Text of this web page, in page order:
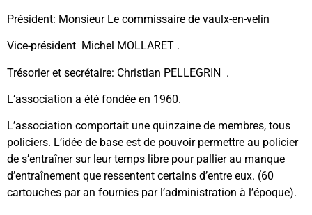
Président: Monsieur Le commissaire de vaulx-en-velin
Vice-président Michel MOLLARET .
Trésorier et secrétaire: Christian PELLEGRIN .
L’association a été fondée en 1960.
L’association comportait une quinzaine de membres, tous
policiers. L’idée de base est de pouvoir permettre au policier
de s’entraîner sur leur temps libre pour pallier au manque
d’entraînement que ressentent certains d’entre eux. (60
cartouches par an fournies par l’administration à l’époque).